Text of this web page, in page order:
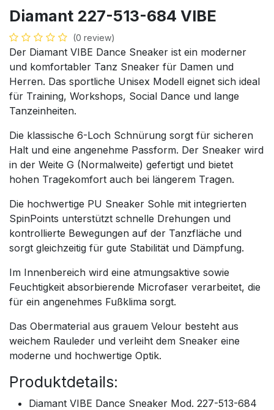
Diamant 227-513-684 VIBE
(0 review)
Der Diamant VIBE Dance Sneaker ist ein moderner
und komfortabler Tanz Sneaker für Damen und
Herren. Das sportliche Unisex Modell eignet sich ideal
für Training, Workshops, Social Dance und lange
Tanzeinheiten.
Die klassische 6-Loch Schnürung sorgt für sicheren
Halt und eine angenehme Passform. Der Sneaker wird
in der Weite G (Normalweite) gefertigt und bietet
hohen Tragekomfort auch bei längerem Tragen.
Die hochwertige PU Sneaker Sohle mit integrierten
SpinPoints unterstützt schnelle Drehungen und
kontrollierte Bewegungen auf der Tanzfläche und
sorgt gleichzeitig für gute Stabilität und Dämpfung.
Im Innenbereich wird eine atmungsaktive sowie
Feuchtigkeit absorbierende Microfaser verarbeitet, die
für ein angenehmes Fußklima sorgt.
Das Obermaterial aus grauem Velour besteht aus
weichem Rauleder und verleiht dem Sneaker eine
moderne und hochwertige Optik.
Produktdetails:
Diamant VIBE Dance Sneaker Mod. 227-513-684